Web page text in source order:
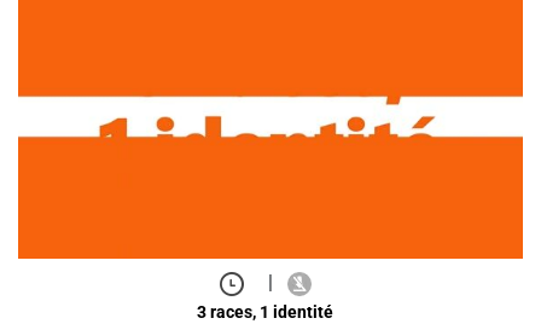
|
3 races, 1 identité